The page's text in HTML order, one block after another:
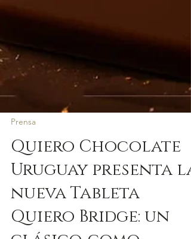
Prensa
Quiero Chocolate
Uruguay presenta la